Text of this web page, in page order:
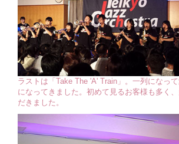
ラストは「Take The 'A' Train」。一列になっ
になってきました。初めて見るお客様も多く
だきました。